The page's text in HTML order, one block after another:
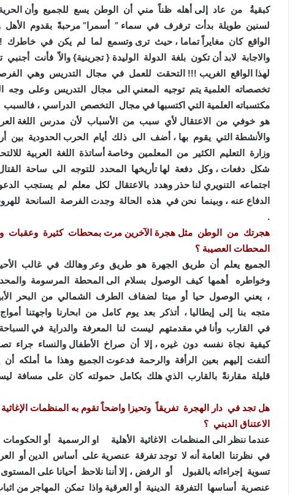
كبقيةُ من عاد إلى أهله ظناً مني أن الوطن يسع للجميع وأن الحرية
لسنين طويلة بدأت ترفرف في سماء ” أسمرا” مرحبةً بقدوم
الواقع كان مغايراً تماما ، حيث ترى وتسمع لما لم يكن في
والاجابة لابد أن تكون بلغة الدولة الوليدة { تجرينية} والاّ فأنت
لهذا الواقع الغريب !!! التحقت للعمل في مجال التدريس وهي
تخصصاته العلمية يتم توجيه المعني الى مجال التدريس وعلى وجه
مكتسباته العلمية التي اكتسبها في مجال التخصص الدراسي ،
هو خوفي من الاعتقال لأي سبب من الأسباب لأن مدرس اللغة
والأنشطة التي يقوم بها ، أضف الى ذلك أيام الحرب الحدودية بين
وزارة التعليم الكثير من المعلمين وخاصة أساتذة اللغة العربية
شكل دفعات ، وكل دفعة لها تأريخها المحدد للتوجه الى ساحة
اجتماعه التنويري لنا حذر وهدد بالاعتقال لكل معلم لم يستجب
الدفاع عنه ، وبينما نحن في هذه الحالة وجدت الفرصة السانحة
.
هجرتك من الوطن مثل هجرة الآخرين مرت بمحطات كثيرة
المحطات العصيبة ؟
الجميع يعلم أن طريق الجهرة هو طريق وعر وهالك في غالب
وخواطره أهمها كيف الوصول بسلام الى المحطة المرسومة
، يعني الوصول حيا أو ميتا لضفاف الطرف الشمالي من البحر
متجه بنا إلى إيطاليا ، أتذكر بعد يوم كامل من ابحارنا واجهتنا
في القارب وأنا في مقدمتهم ليست لنا المعرفة والدراية في
كيفية نجاة نفسه دون غيره ، إلا أن صراخ الأطفال والنساء
ألتفت إليهم بعين الرأفة والرحمة فدعوت الجميع وهذا ما أملكه أن
قليلة مقارنةً بالقارب الذي هلك بكامل حمولته كان على مسافة
هل تجد في دار الهجرة تفريقاً وتحيزا واضحاً تقوم به المنظمات
الاعتناق الديني ؟
عندما ننظر الى المنظمات الاغاثية الأهلية او الرسمية أو الحكومات
في نظرتنا العامة أنه لا توجد تفرقة عنصرية على أساس الدين أو
تسوية إجراءاته بالقبول أو الرفض ، إلا أننا نلاحظ أحيانا على
عنصرية أساسها التفرقة الدينية أو العرقية واذا تمكن المهاجر من